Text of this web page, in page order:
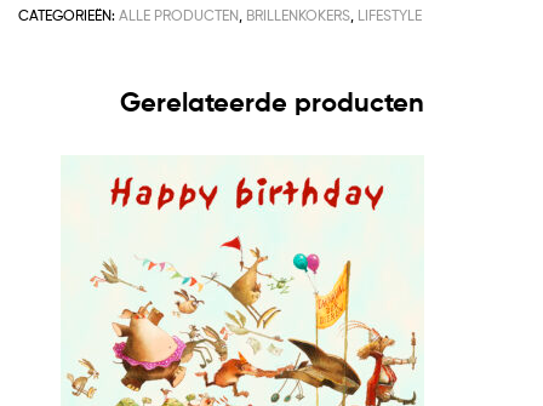
CATEGORIEËN: ALLE PRODUCTEN BRILLENKOKERS LIFESTYLE
Gerelateerde producten